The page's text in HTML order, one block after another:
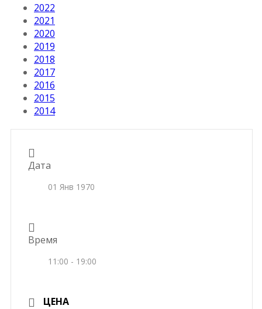
2022
2021
2020
2019
2018
2017
2016
2015
2014
Дата
01 Янв 1970
Время
11:00 - 19:00
ЦЕНА